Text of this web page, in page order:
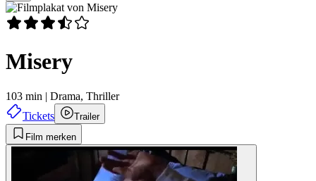
Misery
103 min | Drama, Thriller
Tickets
Trailer
Film merken